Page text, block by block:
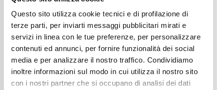
Questo sito utilizza cookie tecnici e di profilazione di
terze parti, per inviarti messaggi pubblicitari mirati e
servizi in linea con le tue preferenze, per personalizzare
contenuti ed annunci, per fornire funzionalità dei social
media e per analizzare il nostro traffico. Condividiamo
inoltre informazioni sul modo in cui utilizza il nostro sito
con i nostri partner che si occupano di analisi dei dati
Tipo Di Carburante
Benzina
Automatico
Normativa Euro
Euro6d-ISC-FCM
Dettaglio